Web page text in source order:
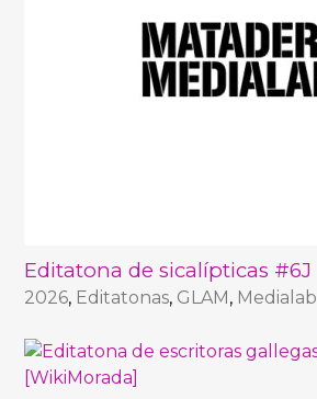
Editatona de sicalípticas #6J
2026, Editatonas, GLAM, Medialab